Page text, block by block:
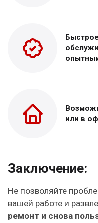
или в
Заключение:
Не позволяйте
вашей работе и
ремонт и снова